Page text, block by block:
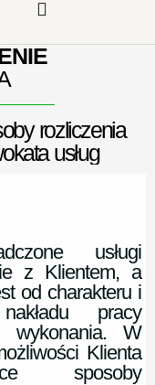
rozliczenia
usług
usługi
z Klientem, a
od charakteru i
pracy
wykonania. W
Klienta
sposoby